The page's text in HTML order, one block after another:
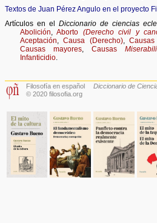
Textos de Juan Pérez Angulo en el proyecto
Artículos en elDiccionario de ciencias
Abolición,Aborto (Derecho civil y
Aceptación,Causa (Derecho),
Causas mayores, Causas
Infanticidio.
Filosofía en español
© 2020 filosofia.org
Diccionario de